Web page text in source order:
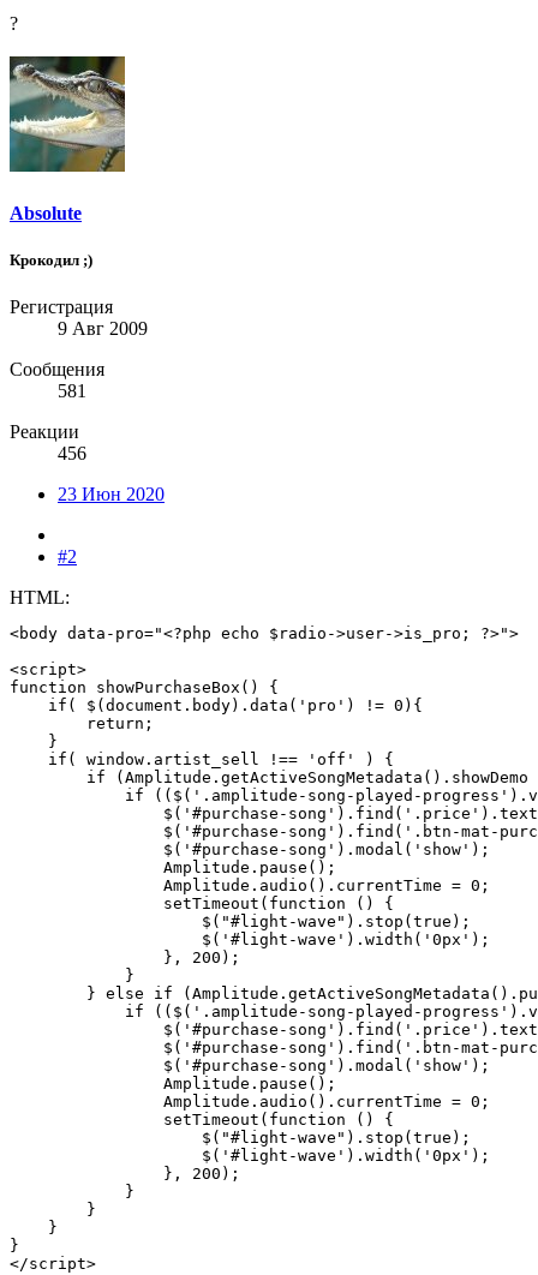
?
Absolute
Крокодил ;)
Регистрация
9 Авг 2009
Сообщения
581
Реакции
456
23 Июн 2020
#2
HTML:
<body data-pro="<?php echo $radio->user->is_pro; ?>">
<script>
function showPurchaseBox() {
    if( $(document.body).data('pro') != 0){
        return;
    }
    if( window.artist_sell !== 'off' ) {
if (Amplitude.getActiveSongMetadata().showDemo
if (($('.amplitude-song-played-
$('#purchase-
$('#purchase-song').find('.btn-mat-
                $('#purchase-song').modal('show');
                Amplitude.pause();
                Amplitude.audio().currentTime = 0;
                setTimeout(function () {
                    $("#light-wave").stop(true);
                    $('#light-wave').width('0px');
                }, 200);
            }
} else if
if (($('.amplitude-song-played-
$('#purchase-
$('#purchase-song').find('.btn-mat-
                $('#purchase-song').modal('show');
                Amplitude.pause();
                Amplitude.audio().currentTime = 0;
                setTimeout(function () {
                    $("#light-wave").stop(true);
                    $('#light-wave').width('0px');
                }, 200);
            }
        }
    }
}
</script>